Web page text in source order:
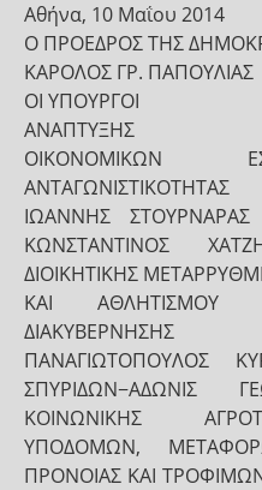
Αθήνα, 10 Μαΐου 2014
Ο ΠΡΟΕΔΡΟΣ ΤΗΣ
ΚΑΡΟΛΟΣ ΓΡ. ΠΑΠΟΥΛΙΑΣ
ΟΙ ΥΠΟΥΡΓΟΙ
ΑΝΑΠΤΥΞΗΣ
ΟΙΚΟΝΟΜΙΚΩΝ
ΑΝΤΑΓΩΝΙΣΤΙΚΟΤΗΤΑΣ
ΙΩΑΝΝΗΣ
ΚΩΝΣΤΑΝΤΙΝΟΣ
ΔΙΟΙΚΗΤΙΚΗΣ
ΚΑΙ ΑΘΛΗΤΙΣΜΟΥ
ΠΑΝΑΓΙΩΤΟΠΟΥΛΟΣ
ΣΠΥΡΙΔΩΝ−ΑΔΩΝΙΣ
ΚΟΙΝΩΝΙΚΗΣ
ΥΠΟΔΟΜΩΝ,
ΠΡΟΝΟΙΑΣ ΚΑΙ